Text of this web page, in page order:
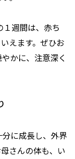
週間は、赤ち
えます。ぜひお
かに、注意深く
に成長し、外界
さんの体も、い